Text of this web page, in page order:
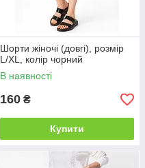
Шорти жіночі (довгі), розмір
L/XL, колір чорний
В наявності
160 ₴
Купити